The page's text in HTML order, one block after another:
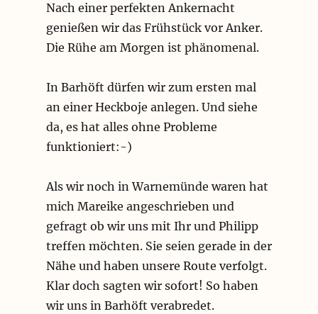
Nach einer perfekten Ankernacht
genießen wir das Frühstück vor Anker.
Die Rühe am Morgen ist phänomenal.
In Barhöft dürfen wir zum ersten mal
an einer Heckboje anlegen. Und siehe
da, es hat alles ohne Probleme
funktioniert:-)
Als wir noch in Warnemünde waren hat
mich Mareike angeschrieben und
gefragt ob wir uns mit Ihr und Philipp
treffen möchten. Sie seien gerade in der
Nähe und haben unsere Route verfolgt.
Klar doch sagten wir sofort! So haben
wir uns in Barhöft verabredet.